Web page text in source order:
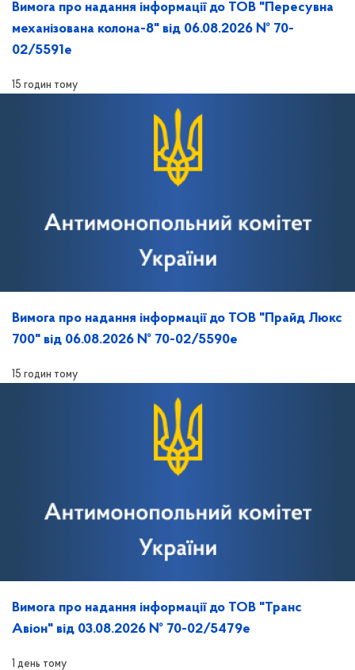
Вимога про надання інформації до ТОВ "Пересувна
механізована колона-8" від 06.08.2026 № 70-
02/5591е
15 годин тому
Вимога про надання інформації до ТОВ "Прайд Люкс
700" від 06.08.2026 № 70-02/5590е
15 годин тому
Вимога про надання інформації до ТОВ "Транс
Авіон" від 03.08.2026 № 70-02/5479е
1 день тому